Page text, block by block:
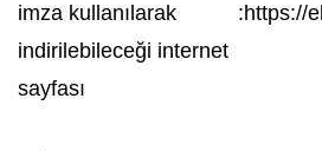
imza kullanılarak
indirilebileceği internet
sayfası
:https://